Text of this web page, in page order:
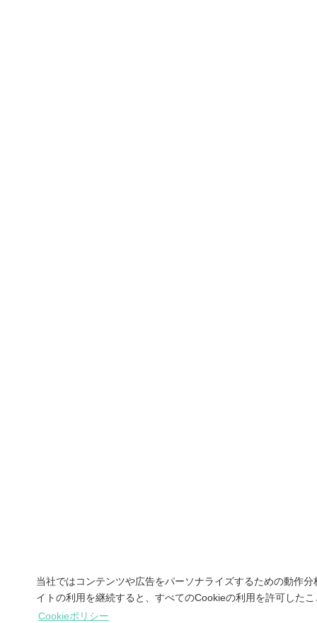
当社ではコンテンツや広告をパーソナライズするための動作
イトの利用を継続すると、すべてのCookieの利用を許可した
Cookieポリシー